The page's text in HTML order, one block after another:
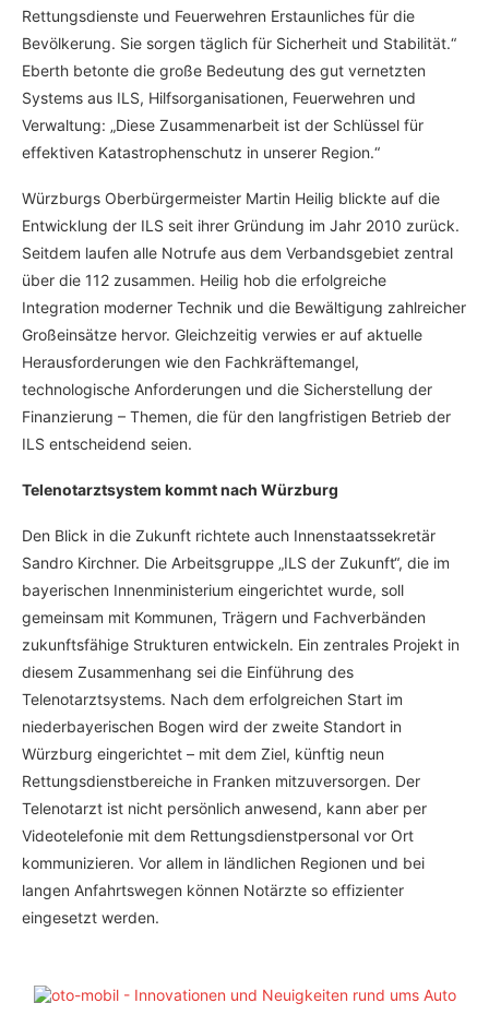
Rettungsdienste und Feuerwehren Erstaunliches für die
Bevölkerung. Sie sorgen täglich für Sicherheit und Stabilität.“
Eberth betonte die große Bedeutung des gut vernetzten
Systems aus ILS, Hilfsorganisationen, Feuerwehren und
Verwaltung: „Diese Zusammenarbeit ist der Schlüssel für
effektiven Katastrophenschutz in unserer Region.“
Würzburgs Oberbürgermeister Martin Heilig blickte auf die
Entwicklung der ILS seit ihrer Gründung im Jahr 2010 zurück.
Seitdem laufen alle Notrufe aus dem Verbandsgebiet zentral
über die 112 zusammen. Heilig hob die erfolgreiche
Integration moderner Technik und die Bewältigung zahlreicher
Großeinsätze hervor. Gleichzeitig verwies er auf aktuelle
Herausforderungen wie den Fachkräftemangel,
technologische Anforderungen und die Sicherstellung der
Finanzierung – Themen, die für den langfristigen Betrieb der
ILS entscheidend seien.
Telenotarztsystem kommt nach Würzburg
Den Blick in die Zukunft richtete auch Innenstaatssekretär
Sandro Kirchner. Die Arbeitsgruppe „ILS der Zukunft“, die im
bayerischen Innenministerium eingerichtet wurde, soll
gemeinsam mit Kommunen, Trägern und Fachverbänden
zukunftsfähige Strukturen entwickeln. Ein zentrales Projekt in
diesem Zusammenhang sei die Einführung des
Telenotarztsystems. Nach dem erfolgreichen Start im
niederbayerischen Bogen wird der zweite Standort in
Würzburg eingerichtet – mit dem Ziel, künftig neun
Rettungsdienstbereiche in Franken mitzuversorgen. Der
Telenotarzt ist nicht persönlich anwesend, kann aber per
Videotelefonie mit dem Rettungsdienstpersonal vor Ort
kommunizieren. Vor allem in ländlichen Regionen und bei
langen Anfahrtswegen können Notärzte so effizienter
eingesetzt werden.